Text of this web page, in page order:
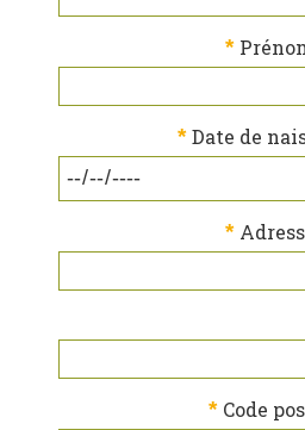
*
* Date de
*
* Code